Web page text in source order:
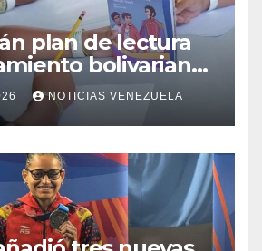
plan de lectura
bolivariano
NOTICIAS VENEZUELA